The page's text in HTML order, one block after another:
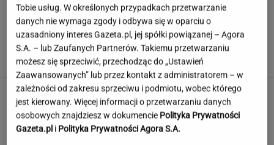
Wybraliśmy kadry z 15 polskich filmów.
Rozpoznasz tytuły tych produkcji?
Hygge na talerzu. Dlaczego skandynawska
kuchnia podbija świat?
MATERIAŁ PROMOCYJNY
Tobie usług. W określonych przypadkach przetwarzanie
danych nie wymaga zgody i odbywa się w oparciu o
uzasadniony interes Gazeta.pl, jej spółki powiązanej – Agora
S.A. – lub Zaufanych Partnerów. Takiemu przetwarzaniu
możesz się sprzeciwić, przechodząc do „Ustawień
Zaawansowanych” lub przez kontakt z administratorem – w
zależności od zakresu sprzeciwu i podmiotu, wobec którego
jest kierowany. Więcej informacji o przetwarzaniu danych
osobowych znajdziesz w dokumencie Polityka Prywatności
Gazeta.pl i Polityka Prywatności Agora S.A.